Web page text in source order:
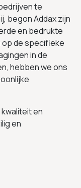
te
begon Addax zijn
en bedrukte
op de specifieke
in de
hebben we ons
en
en